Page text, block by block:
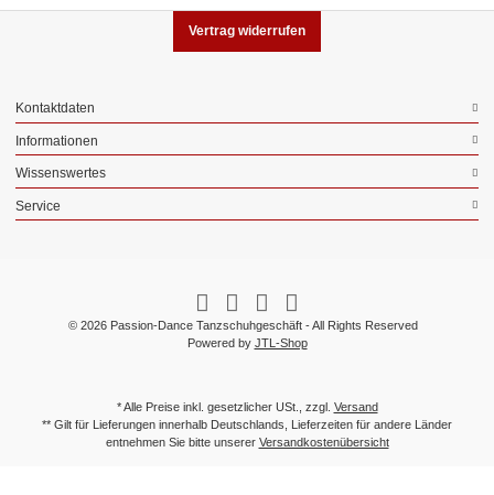
Vertrag widerrufen
Kontaktdaten
Informationen
Wissenswertes
Service
© 2026 Passion-Dance Tanzschuhgeschäft - All Rights Reserved
Powered by JTL-Shop
* Alle Preise inkl. gesetzlicher USt., zzgl. Versand
** Gilt für Lieferungen innerhalb Deutschlands, Lieferzeiten für andere Länder
entnehmen Sie bitte unserer Versandkostenübersicht